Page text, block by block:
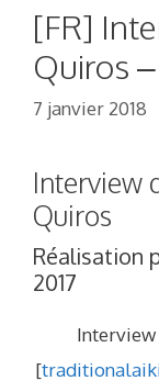
[FR]
Quiros
7 janvier 2018
Interview
Quiros
Réalisation
2017
Interview
[